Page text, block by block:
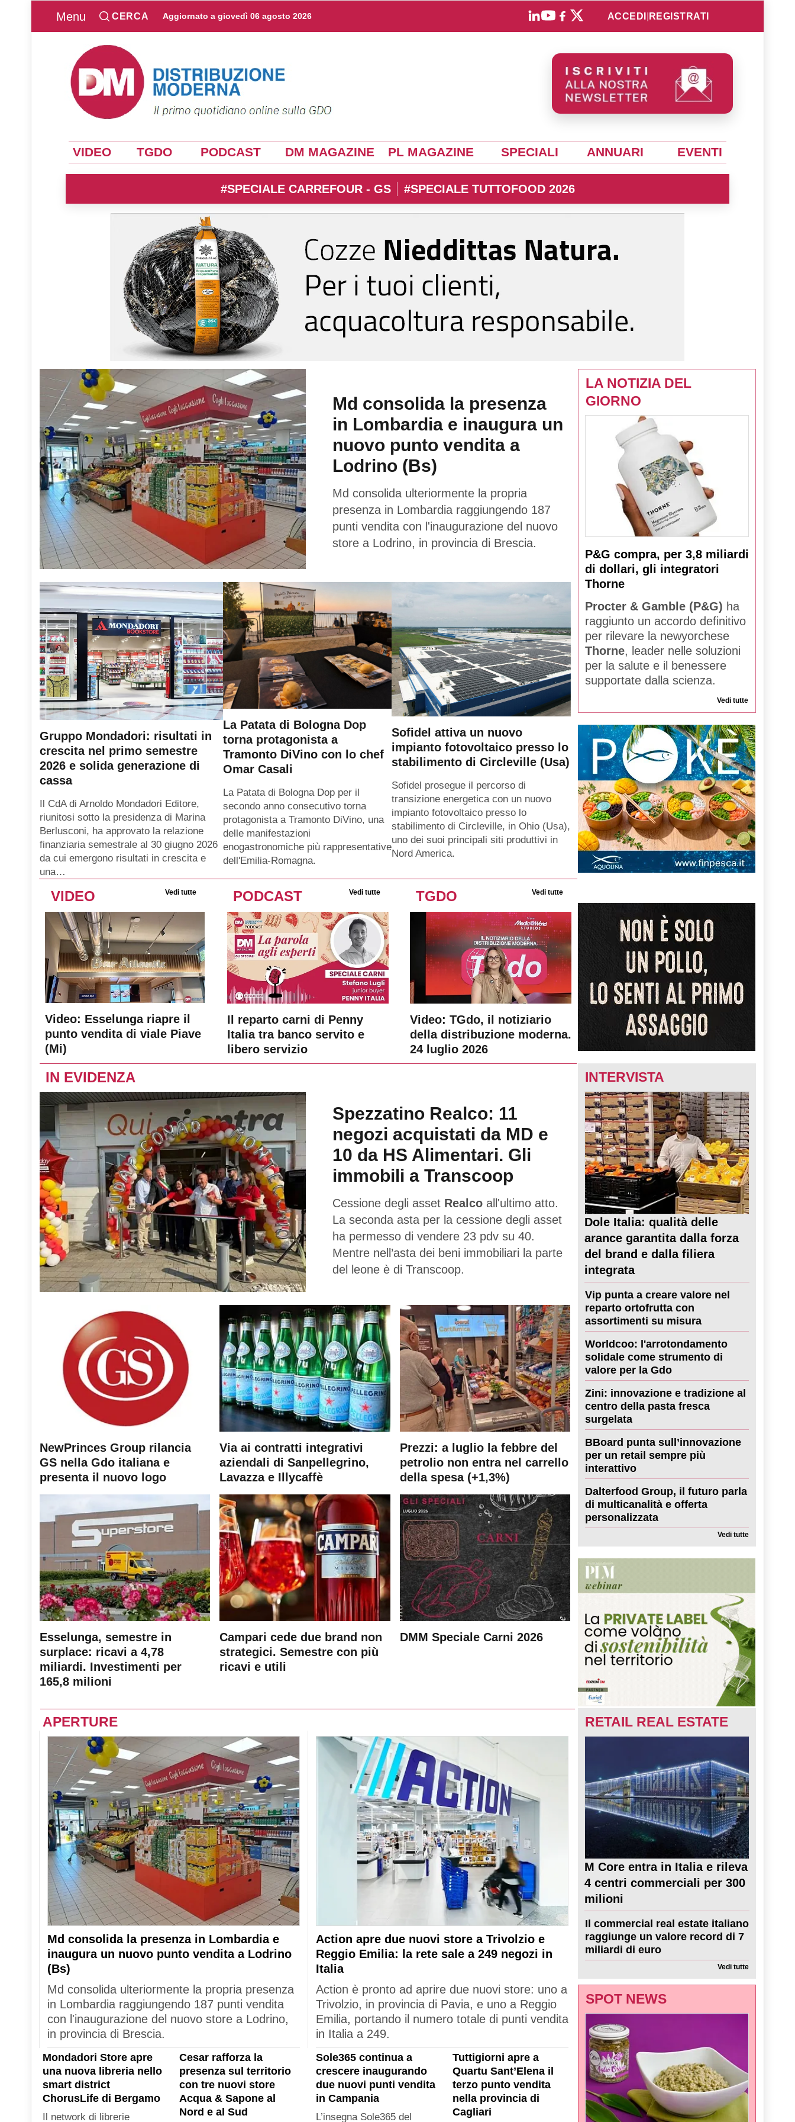
Menu CERCA Aggiornato a giovedì 06 agosto 2026 ACCEDI REGISTRATI
VIDEO TGDO PODCAST DM MAGAZINE PL MAGAZINE SPECIALI ANNUARI EVENTI
#SPECIALE CARREFOUR - GS #SPECIALE TUTTOFOOD 2026
Md consolida la presenza
in Lombardia e inaugura un
nuovo punto vendita a
Lodrino (Bs)
Md consolida ulteriormente la propria
presenza in Lombardia raggiungendo 187
punti vendita con l'inaugurazione del nuovo
store a Lodrino, in provincia di Brescia.
Gruppo Mondadori: risultati in
crescita nel primo semestre
2026 e solida generazione di
cassa
Il CdA di Arnoldo Mondadori Editore,
riunitosi sotto la presidenza di Marina
Berlusconi, ha approvato la relazione
finanziaria semestrale al 30 giugno 2026
da cui emergono risultati in crescita e
una…
La Patata di Bologna Dop
torna protagonista a
Tramonto DiVino con lo chef
Omar Casali
La Patata di Bologna Dop per il
secondo anno consecutivo torna
protagonista a Tramonto DiVino, una
delle manifestazioni
enogastronomiche più rappresentative
dell'Emilia-Romagna.
Sofidel attiva un nuovo
impianto fotovoltaico presso lo
stabilimento di Circleville (Usa)
Sofidel prosegue il percorso di
transizione energetica con un nuovo
impianto fotovoltaico presso lo
stabilimento di Circleville, in Ohio (Usa),
uno dei suoi principali siti produttivi in
Nord America.
LA NOTIZIA DEL
GIORNO
P&G compra, per 3,8 miliardi
di dollari, gli integratori
Thorne
Procter & Gamble (P&G) ha
raggiunto un accordo definitivo
per rilevare la newyorchese
Thorne, leader nelle soluzioni
per la salute e il benessere
supportate dalla scienza.
Vedi tutte
VIDEO Vedi tutte
Video: Esselunga riapre il
punto vendita di viale Piave
(Mi)
PODCAST Vedi tutte
Il reparto carni di Penny
Italia tra banco servito e
libero servizio
TGDO Vedi tutte
Video: TGdo, il notiziario
della distribuzione moderna.
24 luglio 2026
IN EVIDENZA
Spezzatino Realco: 11
negozi acquistati da MD e
10 da HS Alimentari. Gli
immobili a Transcoop
Cessione degli asset Realco all'ultimo atto.
La seconda asta per la cessione degli asset
ha permesso di vendere 23 pdv su 40.
Mentre nell’asta dei beni immobiliari la parte
del leone è di Transcoop.
NewPrinces Group rilancia
GS nella Gdo italiana e
presenta il nuovo logo
Via ai contratti integrativi
aziendali di Sanpellegrino,
Lavazza e Illycaffè
Prezzi: a luglio la febbre del
petrolio non entra nel carrello
della spesa (+1,3%)
Esselunga, semestre in
surplace: ricavi a 4,78
miliardi. Investimenti per
165,8 milioni
Campari cede due brand non
strategici. Semestre con più
ricavi e utili
DMM Speciale Carni 2026
INTERVISTA
Dole Italia: qualità delle
arance garantita dalla forza
del brand e dalla filiera
integrata
Vip punta a creare valore nel
reparto ortofrutta con
assortimenti su misura
Worldcoo: l'arrotondamento
solidale come strumento di
valore per la Gdo
Zini: innovazione e tradizione al
centro della pasta fresca
surgelata
BBoard punta sull’innovazione
per un retail sempre più
interattivo
Dalterfood Group, il futuro parla
di multicanalità e offerta
personalizzata
Vedi tutte
APERTURE
Md consolida la presenza in Lombardia e
inaugura un nuovo punto vendita a Lodrino
(Bs)
Md consolida ulteriormente la propria presenza
in Lombardia raggiungendo 187 punti vendita
con l'inaugurazione del nuovo store a Lodrino,
in provincia di Brescia.
Action apre due nuovi store a Trivolzio e
Reggio Emilia: la rete sale a 249 negozi in
Italia
Action è pronto ad aprire due nuovi store: uno a
Trivolzio, in provincia di Pavia, e uno a Reggio
Emilia, portando il numero totale di punti vendita
in Italia a 249.
Mondadori Store apre
una nuova libreria nello
smart district
ChorusLife di Bergamo
Il network di librerie
Cesar rafforza la
presenza sul territorio
con tre nuovi store
Acqua & Sapone al
Nord e al Sud
Sole365 continua a
crescere inaugurando
due nuovi punti vendita
in Campania
L’insegna Sole365 del
Tuttigiorni apre a
Quartu Sant’Elena il
terzo punto vendita
nella provincia di
Cagliari
RETAIL REAL ESTATE
M Core entra in Italia e rileva
4 centri commerciali per 300
milioni
Il commercial real estate italiano
raggiunge un valore record di 7
miliardi di euro
Vedi tutte
SPOT NEWS